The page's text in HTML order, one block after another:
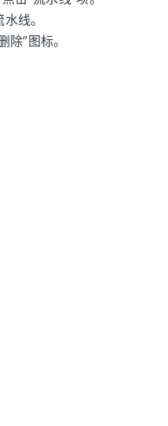
线。
除”图标。